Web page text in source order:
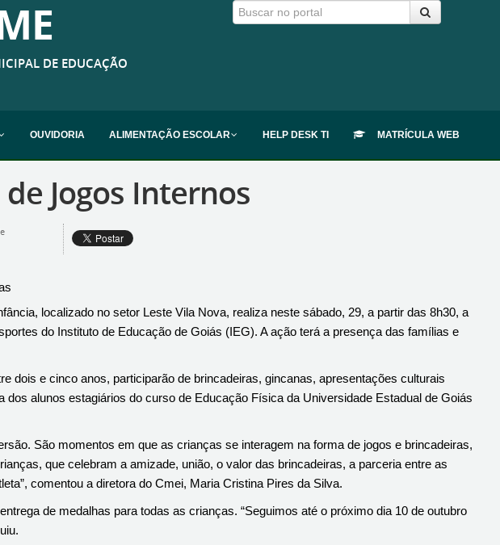
DE EDUCAÇÃO
OUVIDORIA ALIMENTAÇÃO ESCOLAR HELP DESK TI MATRÍCULA WEB
Jogos Internos
localizado no setor Leste Vila Nova, realiza neste sábado, 29, a partir das 8h30, a
do Instituto de Educação de Goiás (IEG). A ação terá a presença das famílias e
dois e cinco anos, participarão de brincadeiras, gincanas, apresentações culturais
alunos estagiários do curso de Educação Física da Universidade Estadual de Goiás
São momentos em que as crianças se interagem na forma de jogos e brincadeiras,
que celebram a amizade, união, o valor das brincadeiras, a parceria entre as
comentou a diretora do Cmei, Maria Cristina Pires da Silva.
de medalhas para todas as crianças. “Seguimos até o próximo dia 10 de outubro